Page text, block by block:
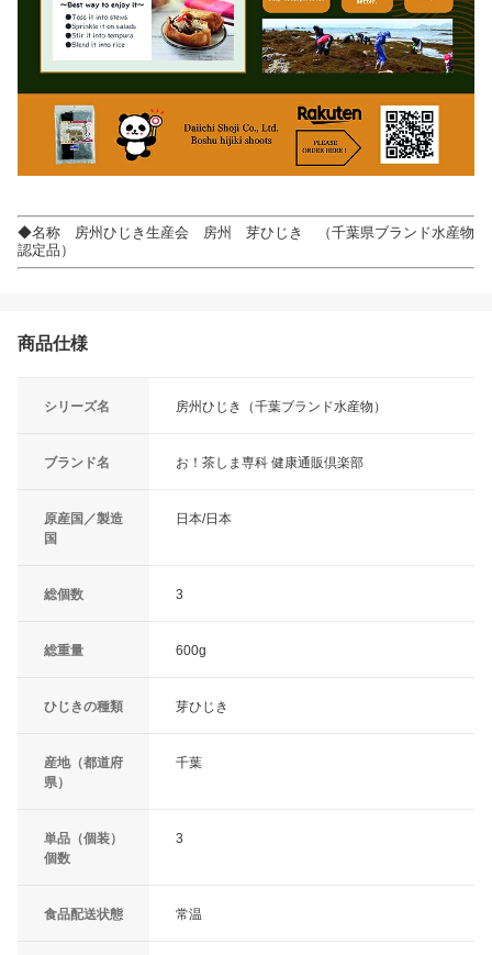
◆名称 房州ひじき生産会 房州 芽ひじき （千葉県ブランド水産物
認定品）
商品仕様
シリーズ名 房州ひじき（千葉ブランド水産物）
ブランド名 お！茶しま専科 健康通販倶楽部
原産国／製造
国
日本/日本
総個数 3
総重量 600g
ひじきの種類 芽ひじき
産地（都道府
県）
千葉
単品（個装）
個数
3
食品配送状態 常温